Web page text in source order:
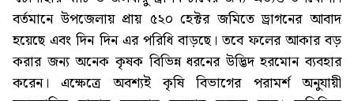
বর্তমানে উপজেলায় প্রায় ৫২০ হেক্টর জমিতে ড্রাগনের আবাদ
হয়েছে এবং দিন দিন এর পরিধি বাড়ছে। তবে ফলের আকার বড়
করার জন্য অনেক কৃষক বিভিন্ন ধরনের উদ্ভিদ হরমোন ব্যবহার
করেন। এক্ষেত্রে অবশ্যই কৃষি বিভাগের পরামর্শ অনুযায়ী